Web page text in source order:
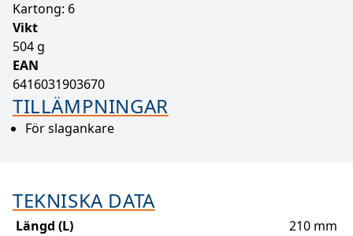
Kartong: 6
Vikt
504 g
EAN
6416031903670
TILLÄMPNINGAR
För slagankare
TEKNISKA DATA
Längd (L)
210 mm